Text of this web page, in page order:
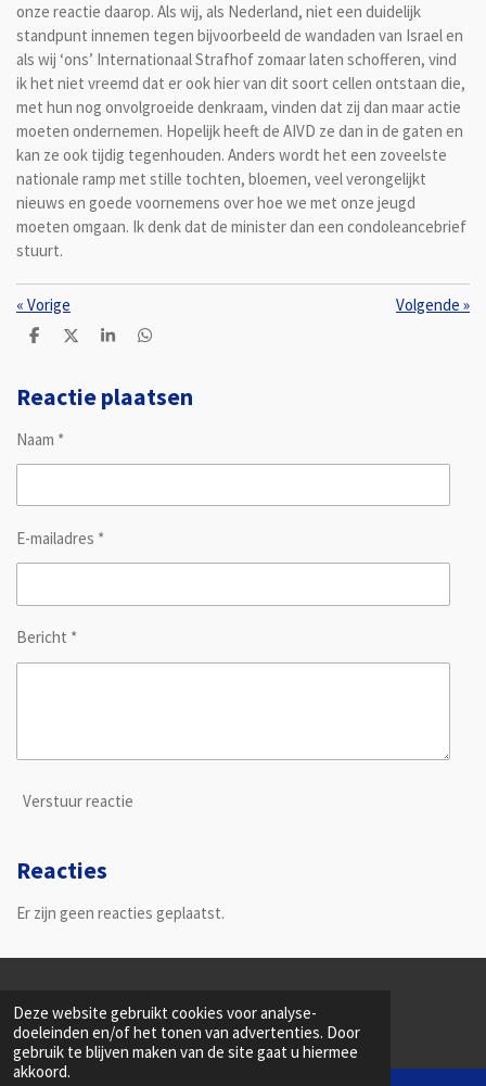
Deze website gebruikt cookies voor analyse-
doeleinden en/of het tonen van advertenties. Door
gebruik te blijven maken van de site gaat u hiermee
akkoord.
onze reactie daarop. Als wij, als Nederland, niet een duidelijk
standpunt innemen tegen bijvoorbeeld de wandaden van Israel en
als wij ‘ons’ Internationaal Strafhof zomaar laten schofferen, vind
ik het niet vreemd dat er ook hier van dit soort cellen ontstaan die,
met hun nog onvolgroeide denkraam, vinden dat zij dan maar actie
moeten ondernemen. Hopelijk heeft de AIVD ze dan in de gaten en
kan ze ook tijdig tegenhouden. Anders wordt het een zoveelste
nationale ramp met stille tochten, bloemen, veel verongelijkt
nieuws en goede voornemens over hoe we met onze jeugd
moeten omgaan. Ik denk dat de minister dan een condoleancebrief
stuurt.
« Vorige Volgende »
D
e
n
D
l
S
r
e
D
e
n
Reactie plaatsen
Naam *
E-mailadres *
Bericht *
Verstuur reactie
Reacties
Er zijn geen reacties geplaatst.
Powered by JouwWeb